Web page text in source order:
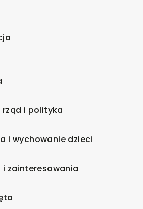
rząd i polityka
i wychowanie dzieci
i zainteresowania